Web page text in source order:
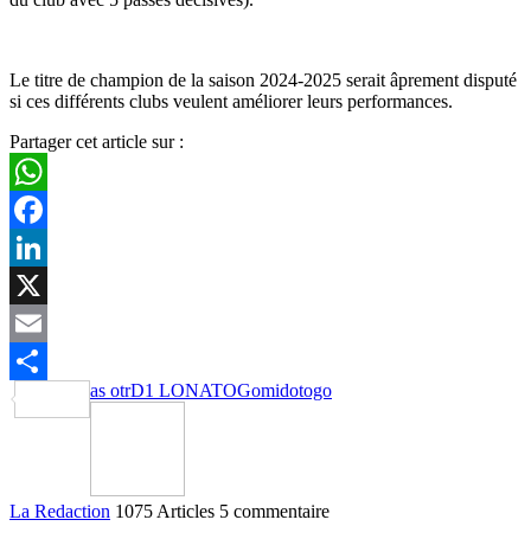
Le titre de champion de la saison 2024-2025 serait âprement disputé
si ces différents clubs veulent améliorer leurs performances.
Partager cet article sur :
WhatsApp
Facebook
LinkedIn
X
Email
Partager
as otrD1 LONATOGomidotogo
La Redaction 1075 Articles 5 commentaire